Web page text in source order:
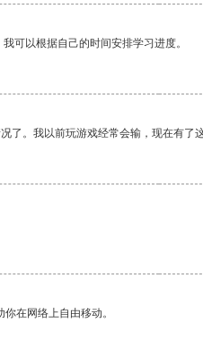
可以根据自己的时间安排学习进度。
。我以前玩游戏经常会输，现在有了
在网络上自由移动。